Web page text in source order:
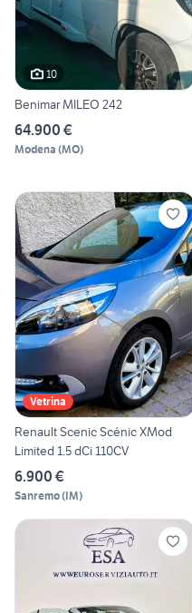
10
Benimar MILEO 242
64.900 €
Modena (MO)
Vetrina
Renault Scenic Scénic XMod
Limited 1.5 dCi 110CV
6.900 €
Sanremo(IM)